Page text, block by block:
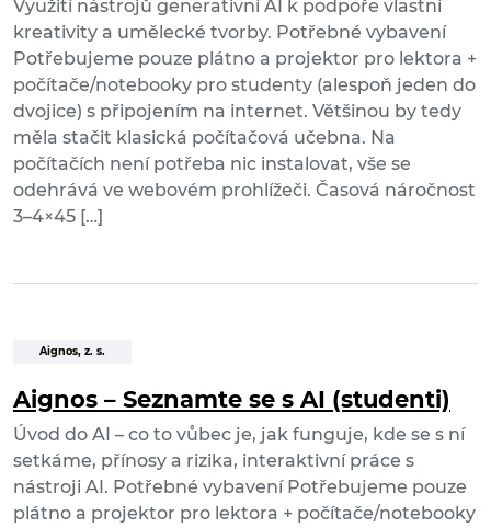
Využití nástrojů generativní AI k podpoře vlastní
kreativity a umělecké tvorby. Potřebné vybavení
Potřebujeme pouze plátno a projektor pro lektora +
počítače/notebooky pro studenty (alespoň jeden do
dvojice) s připojením na internet. Většinou by tedy
měla stačit klasická počítačová učebna. Na
počítačích není potřeba nic instalovat, vše se
odehrává ve webovém prohlížeči. Časová náročnost
3–4×45 […]
Aignos, z. s.
Aignos – Seznamte se s AI (studenti)
Úvod do AI – co to vůbec je, jak funguje, kde se s ní
setkáme, přínosy a rizika, interaktivní práce s
nástroji AI. Potřebné vybavení Potřebujeme pouze
plátno a projektor pro lektora + počítače/notebooky